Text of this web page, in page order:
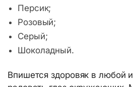
Персик;
Розовый;
Серый;
Шоколадный.
Впишется здоровяк в любой